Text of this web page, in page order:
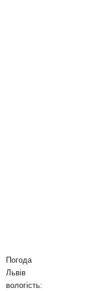
Погода
Львів
вологість: